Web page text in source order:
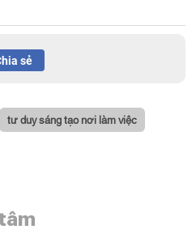
sẻ
tư duy sáng tạo nơi làm việc